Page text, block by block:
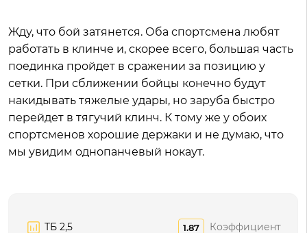
Жду, что бой затянется. Оба спортсмена любят
работать в клинче и, скорее всего, большая часть
поединка пройдет в сражении за позицию у
сетки. При сближении бойцы конечно будут
накидывать тяжелые удары, но заруба быстро
перейдет в тягучий клинч. К тому же у обоих
спортсменов хорошие держаки и не думаю, что
мы увидим однопанчевый нокаут.
ТБ 2,5 1.87 Коэффициент